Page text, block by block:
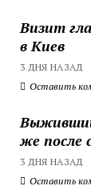
Визит
в Киев
3 ДНЯ НАЗАД
Оставить
же после
3 ДНЯ НАЗАД
Оставить